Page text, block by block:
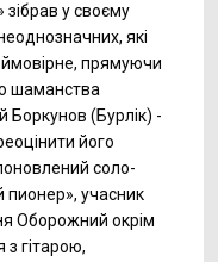
у своєму
які
прямуючи
шаманства
Боркунов (Бурлік) -
його
соло-
пионер», учасник
Оборожний окрім
гітарою,